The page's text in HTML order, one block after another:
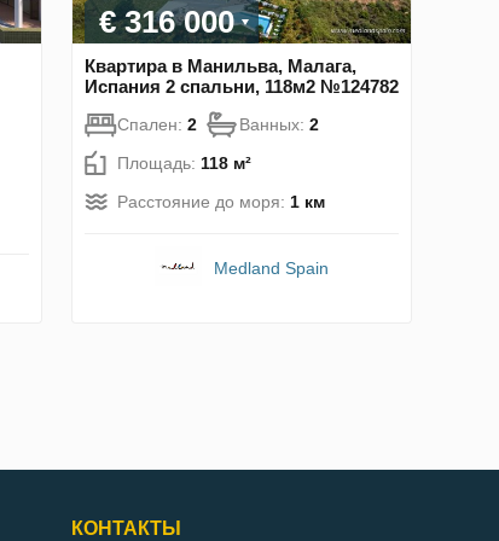
€ 316 000
Квартира в Манильва, Малага,
Испания 2 спальни, 118м2 №124782
Спален: 2 Ванных: 2
Площадь: 118 м²
Расстояние до моря: 1 км
Medland Spain
КОНТАКТЫ